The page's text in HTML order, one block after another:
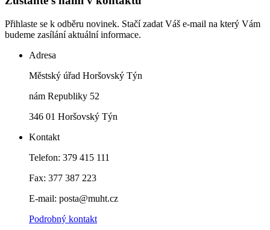
Přihlaste se k odběru novinek. Stačí zadat Váš e-mail na který Vám
budeme zasílání aktuální informace.
Adresa
Městský úřad Horšovský Týn
nám Republiky 52
346 01 Horšovský Týn
Kontakt
Telefon: 379 415 111
Fax: 377 387 223
E-mail: posta@muht.cz
Podrobný kontakt